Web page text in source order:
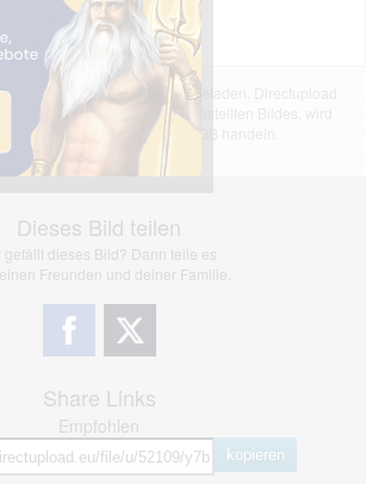
von einem Nutzer hochgeladen. Directupload
für den Inhalt des dargestellten Bildes, wird
nach §2(3) unserer AGB handeln.
Dieses Bild teilen
gefällt dieses Bild? Dann teile es
Freunden und deiner Familie.
Share Links
Empfohlen
kopieren